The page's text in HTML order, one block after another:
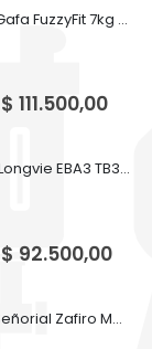
Lavarropas Carga Superior Gafa FuzzyFit 7kg Blanco
$ 111.500,00
Calefactor Tiro Balanceado Longvie EBA3 TB3.0 3000kcal Premium
$ 92.500,00
Termotanque de Pie 30 LTS Señorial Zafiro Multigas - Alta Recuperación